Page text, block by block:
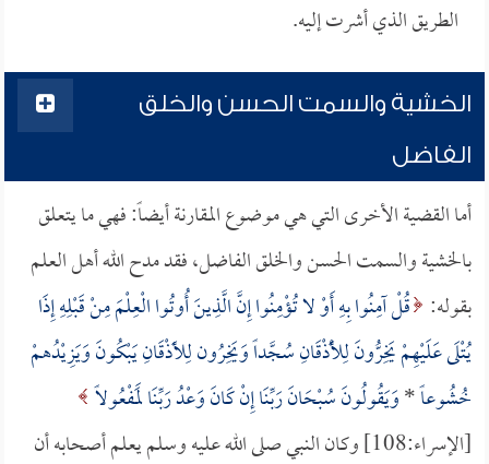
الطريق الذي أشرت إليه.
الخشية والسمت الحسن والخلق
الفاضل
أما القضية الأخرى التي هي موضوع المقارنة أيضاً: فهي ما يتعلق
بالخشية والسمت الحسن والخلق الفاضل، فقد مدح الله أهل العلم
بقوله: قُلْ آمِنُوا بِهِ أَوْ لا تُؤْمِنُوا إِنَّ الَّذِينَ أُوتُوا الْعِلْمَ مِنْ قَبْلِهِ إِذَا
يُتْلَى عَلَيْهِمْ يَخِرُّونَ لِلْأَذْقَانِ سُجَّداً وَيَخِرُون لِلأَذْقَانِ يَبْكُونَ وَيَزِيْدُهمْ
خُشُوعاً*وَيَقُولُونَ سُبْحَانَ رَبِّنَا إِنْ كَانَ وَعْدُ رَبِّنَا لَمَفْعُولاً
[الإسراء:108] وكان النبي صلى الله عليه وسلم يعلم أصحابه أن